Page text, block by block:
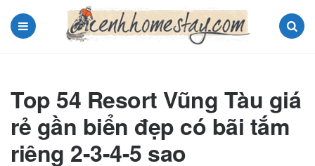
Top 54 Resort Vũng Tàu giá
rẻ gần biển đẹp có bãi tắm
riêng 2-3-4-5 sao